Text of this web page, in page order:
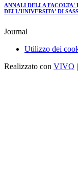
ANNALI DELLA FACOLTA'
DELL'UNIVERSITA' DI
Journal
Utilizzo dei
Realizzato con VIVO